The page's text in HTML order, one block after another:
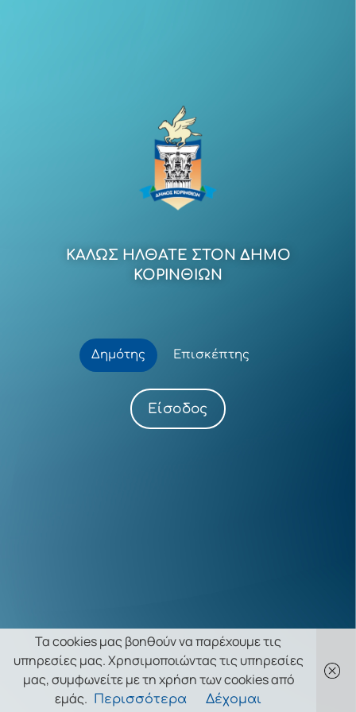
ΚΑΛΩΣ ΗΛΘΑΤΕ ΣΤΟΝ ΔΗΜΟ
ΚΟΡΙΝΘΙΩΝ
Δημότης Επισκέπτης
Είσοδος
Τα cookies μας βοηθούν να παρέχουμε τις
υπηρεσίες μας. Χρησιμοποιώντας τις υπηρεσίες
μας, συμφωνείτε με τη χρήση των cookies από
εμάς. Περισσότερα Δέχομαι